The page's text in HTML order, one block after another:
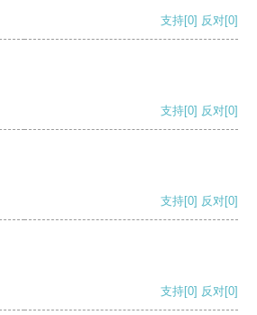
支持[0] 反对[0]
支持[0] 反对[0]
支持[0] 反对[0]
支持[0] 反对[0]